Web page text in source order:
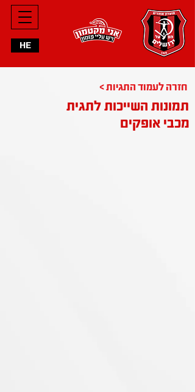
HE
< חזרה לעמוד התגיות
תמונות השייכות לתגית
מכבי אופקים